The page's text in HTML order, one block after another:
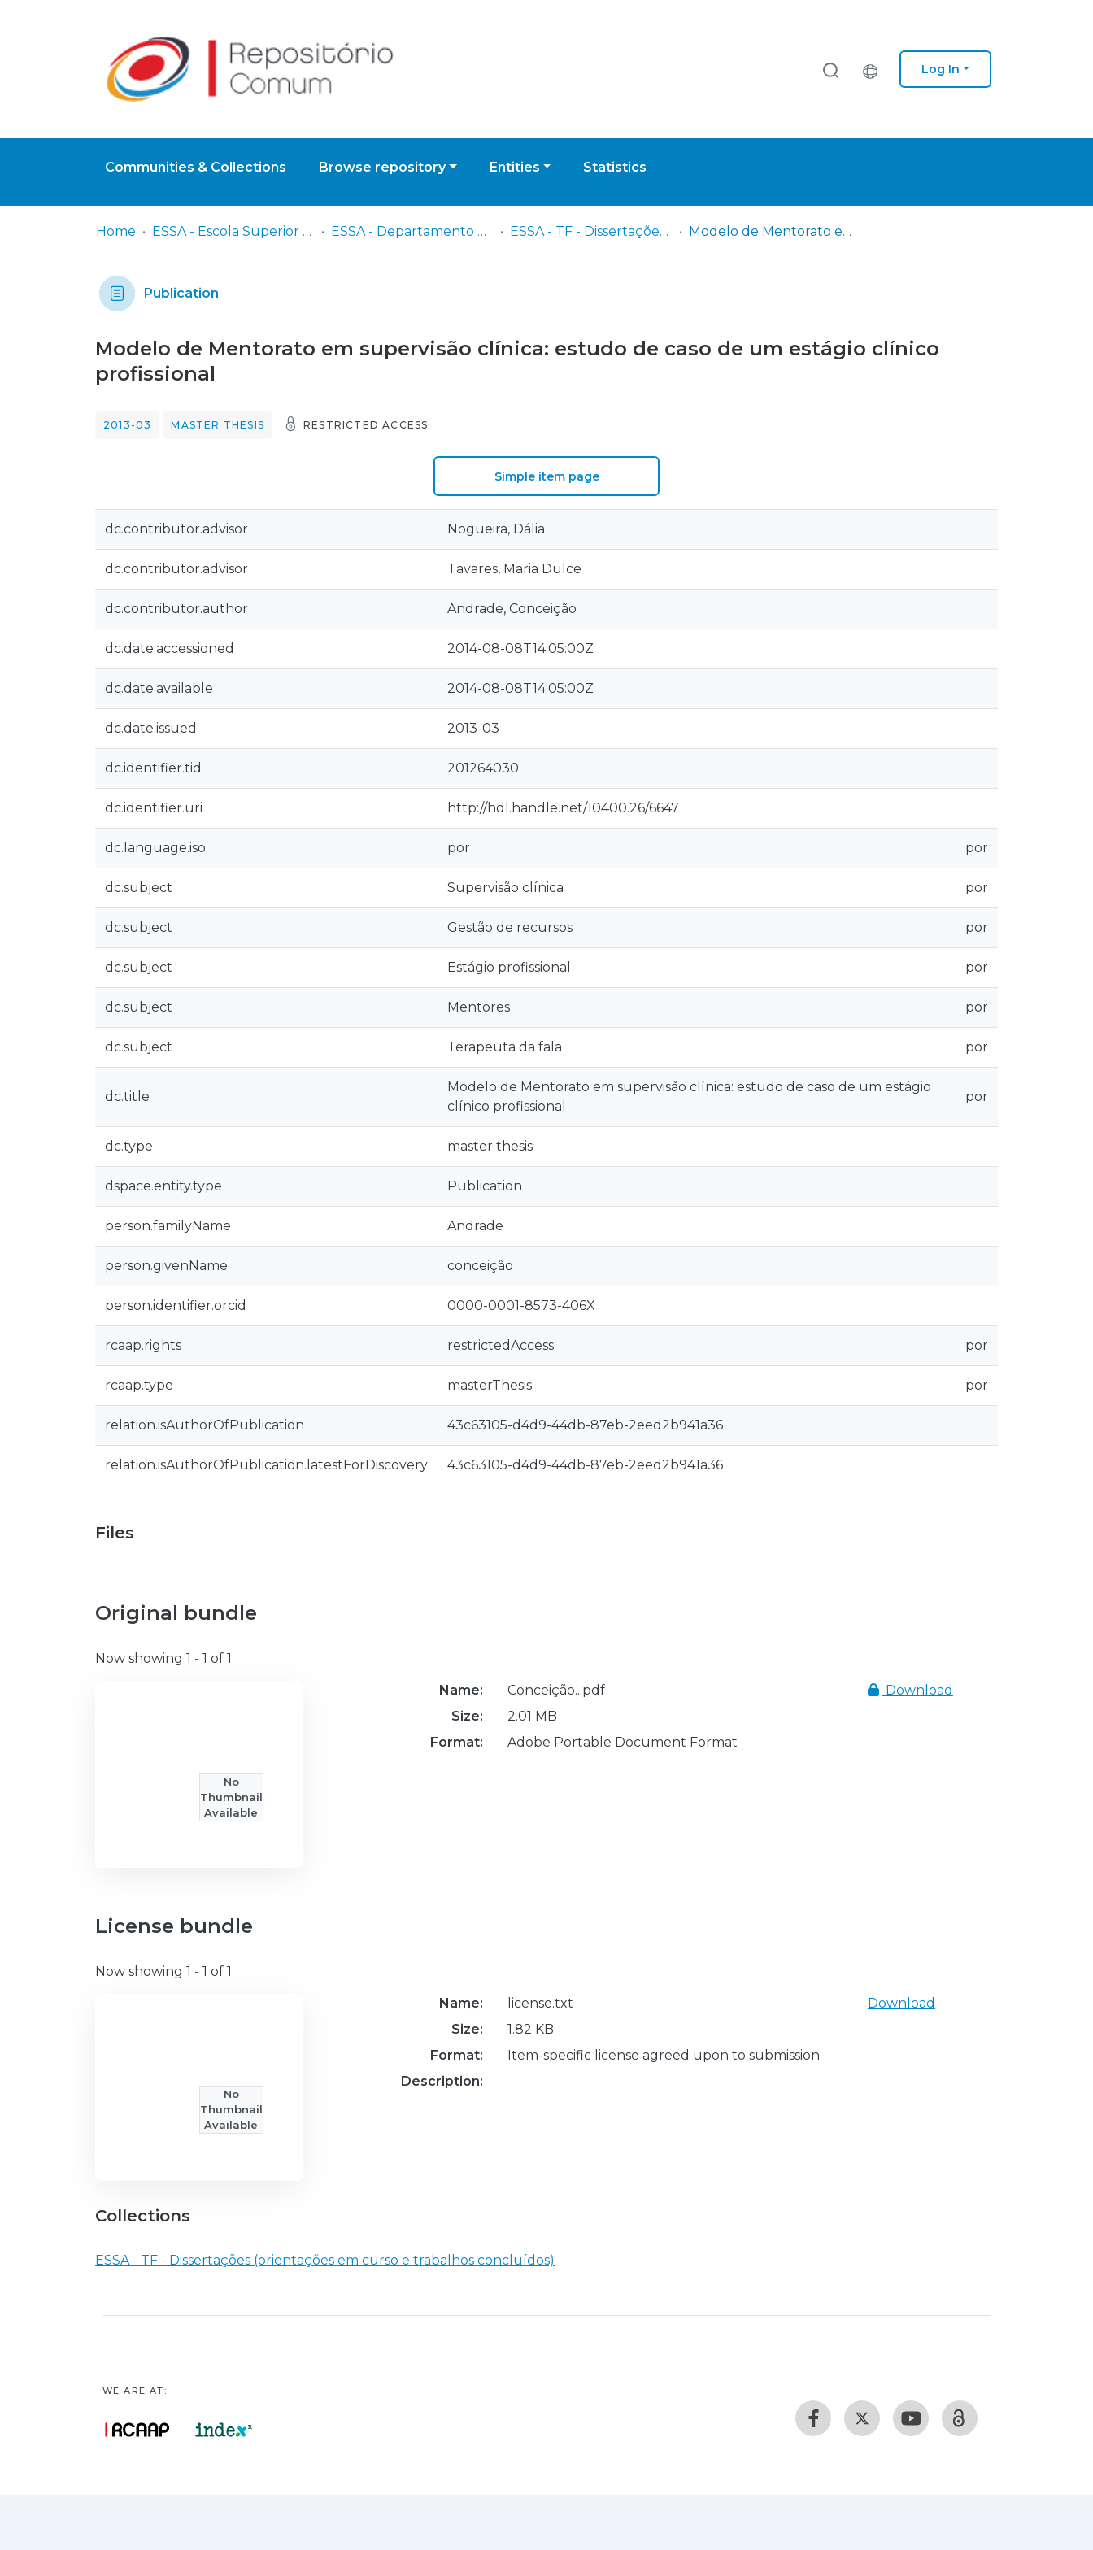
Log In
Communities & Collections Browse repository Entities Statistics
Home ESSA - Escola Superior de Saúde do Alcoitão ESSA - Departamento de Terapia da Fala ESSA - TF - Dissertações (orientações em curso e trabalhos concluídos) Modelo de Mentorato em supervisão clínica: estudo de caso de um estágio clínico profissional
Publication
Modelo de Mentorato em supervisão clínica: estudo de caso de um estágio clínico
profissional
2013-03 MASTER THESIS RESTRICTED ACCESS
Simple item page
dc.contributor.advisor Nogueira, Dália
dc.contributor.advisor Tavares, Maria Dulce
dc.contributor.author Andrade, Conceição
dc.date.accessioned 2014-08-08T14:05:00Z
dc.date.available 2014-08-08T14:05:00Z
dc.date.issued 2013-03
dc.identifier.tid 201264030
dc.identifier.uri http://hdl.handle.net/10400.26/6647
dc.language.iso por por
dc.subject Supervisão clínica por
dc.subject Gestão de recursos por
dc.subject Estágio profissional por
dc.subject Mentores por
dc.subject Terapeuta da fala por
dc.title
Modelo de Mentorato em supervisão clínica: estudo de caso de um estágio
clínico profissional
por
dc.type master thesis
dspace.entity.type Publication
person.familyName Andrade
person.givenName conceição
person.identifier.orcid 0000-0001-8573-406X
rcaap.rights restrictedAccess por
rcaap.type masterThesis por
relation.isAuthorOfPublication 43c63105-d4d9-44db-87eb-2eed2b941a36
relation.isAuthorOfPublication.latestForDiscovery 43c63105-d4d9-44db-87eb-2eed2b941a36
Files
Original bundle
Now showing 1 - 1 of 1
No
Thumbnail
Available
Name:
Conceição...pdf
Size:
2.01 MB
Format:
Adobe Portable Document Format
Download
License bundle
Now showing 1 - 1 of 1
No
Thumbnail
Available
Name:
license.txt
Size:
1.82 KB
Format:
Item-specific license agreed upon to submission
Description:
Download
Collections
ESSA - TF - Dissertações (orientações em curso e trabalhos concluídos)
WE ARE AT: